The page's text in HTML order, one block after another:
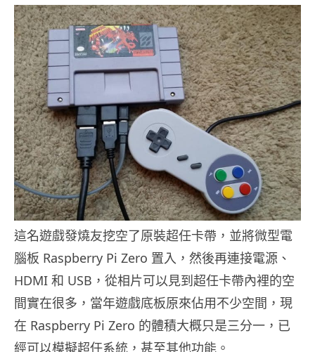
這名遊戲發燒友挖空了原裝超任卡帶，並將微型電
腦板 Raspberry Pi Zero 置入，然後再連接電源、
HDMI 和 USB，從相片可以見到超任卡帶內裡的空
間實在很多，當年遊戲底板原來佔用不少空間，現
在 Raspberry Pi Zero 的體積大概只是三分一，已
經可以模擬超任系統，甚至其他功能。